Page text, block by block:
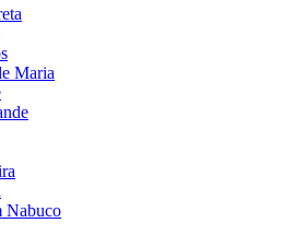
Maria
Nabuco